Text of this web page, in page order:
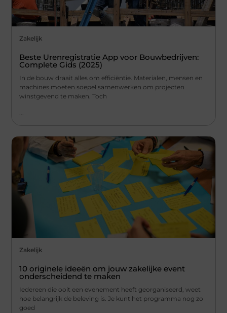
Zakelijk
Beste Urenregistratie App voor Bouwbedrijven:
Complete Gids (2025)
In de bouw draait alles om efficiëntie. Materialen, mensen en
machines moeten soepel samenwerken om projecten
winstgevend te maken. Toch
Zakelijk
10 originele ideeën om jouw zakelijke event
onderscheidend te maken
Iedereen die ooit een evenement heeft georganiseerd, weet
hoe belangrijk de beleving is. Je kunt het programma nog zo
goed